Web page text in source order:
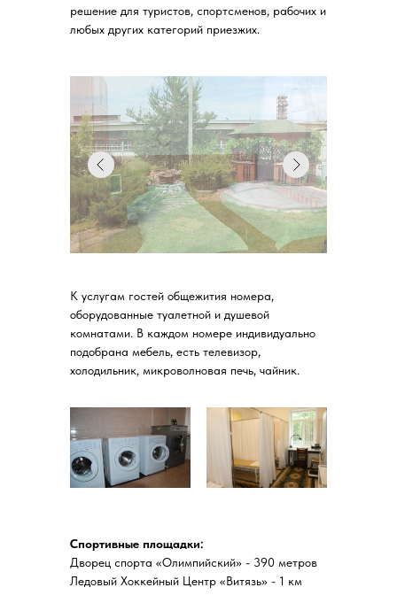
решение для туристов, спортсменов, рабочих и
любых других категорий приезжих.
К услугам гостей общежития номера,
оборудованные туалетной и душевой
комнатами. В каждом номере индивидуально
подобрана мебель, есть телевизор,
холодильник, микроволновая печь, чайник.
Спортивные площадки:
Дворец спорта «Олимпийский» - 390 метров
Ледовый Хоккейный Центр «Витязь» - 1 км